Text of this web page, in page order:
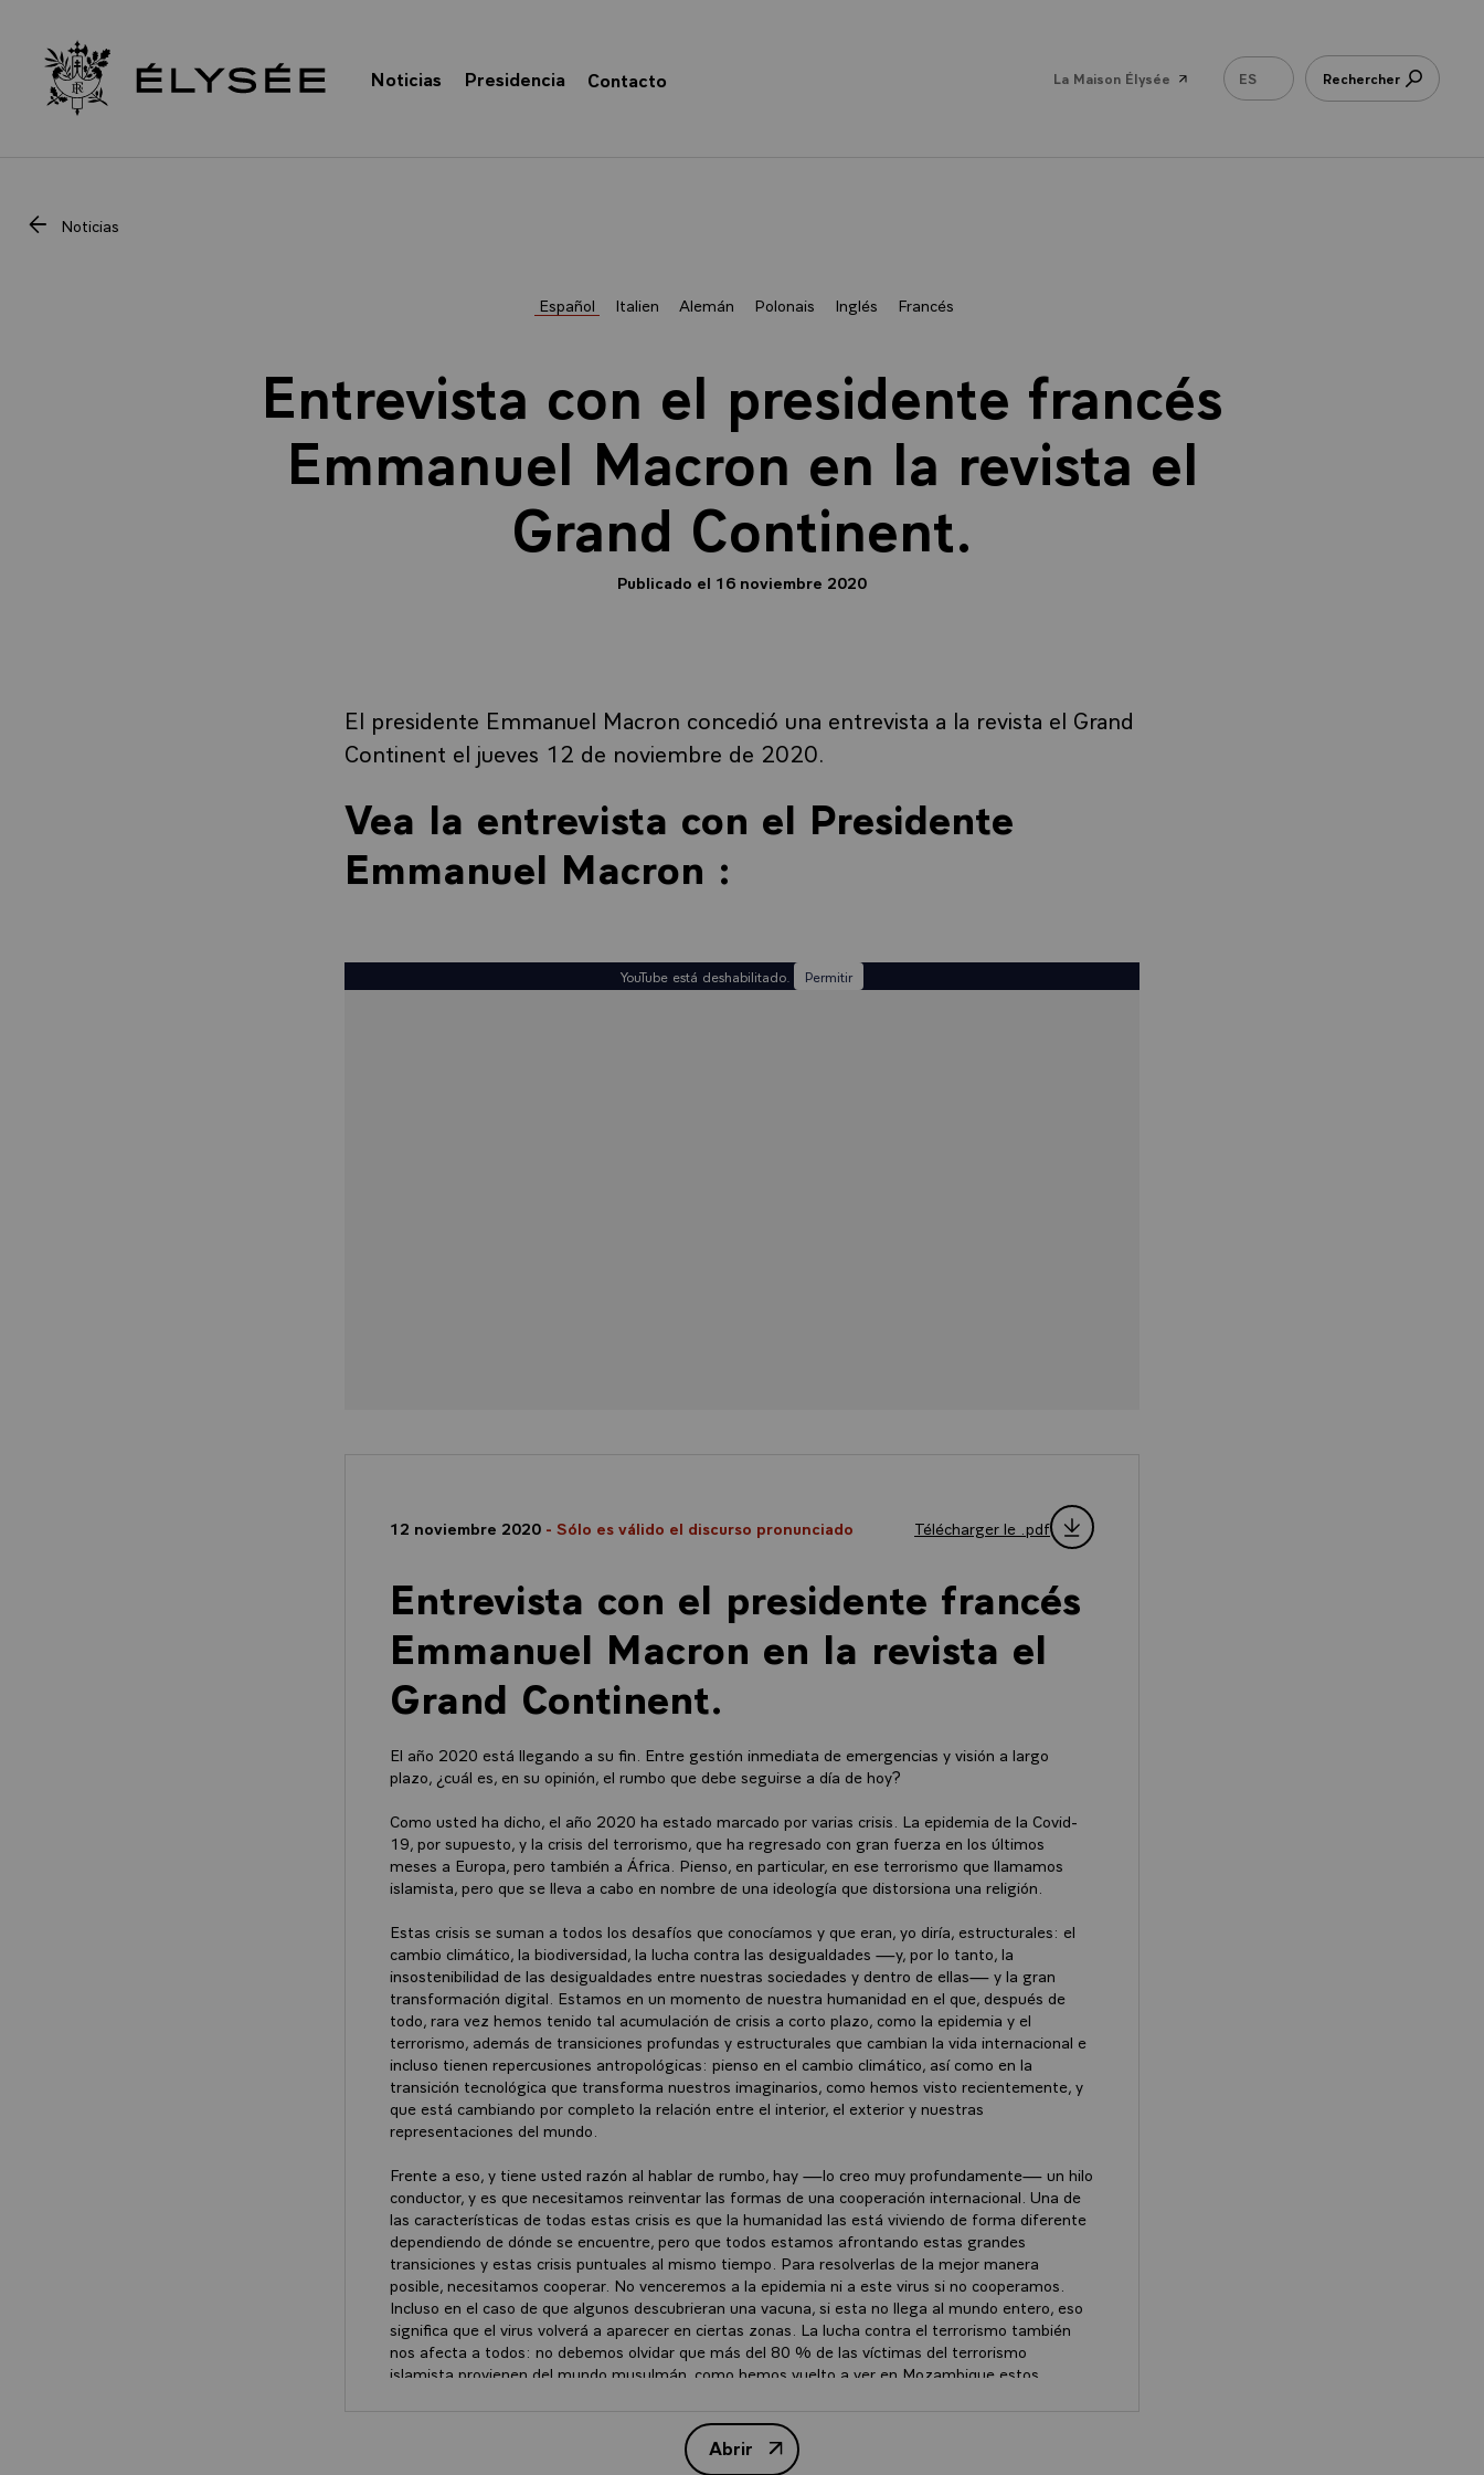
Acceso a la página de inicio Noticias Presidencia Contacto La Maison Élysée ES Rechercher
Noticias
Español Italien Alemán Polonais Inglés Francés
Entrevista con el presidente francés
Emmanuel Macron en la revista el
Grand Continent.
Publicado el 16 noviembre 2020
El presidente Emmanuel Macron concedió una entrevista a la revista el Grand
Continent el jueves 12 de noviembre de 2020.
Vea la entrevista con el Presidente
Emmanuel Macron :
YouTube está deshabilitado. Permitir
12 noviembre 2020 - Sólo es válido el discurso pronunciado Télécharger le .pdf
Entrevista con el presidente francés
Emmanuel Macron en la revista el
Grand Continent.
El año 2020 está llegando a su fin. Entre gestión inmediata de emergencias y visión a largo
plazo, ¿cuál es, en su opinión, el rumbo que debe seguirse a día de hoy?
Como usted ha dicho, el año 2020 ha estado marcado por varias crisis. La epidemia de la Covid-
19, por supuesto, y la crisis del terrorismo, que ha regresado con gran fuerza en los últimos
meses a Europa, pero también a África. Pienso, en particular, en ese terrorismo que llamamos
islamista, pero que se lleva a cabo en nombre de una ideología que distorsiona una religión.
Estas crisis se suman a todos los desafíos que conocíamos y que eran, yo diría, estructurales: el
cambio climático, la biodiversidad, la lucha contra las desigualdades —y, por lo tanto, la
insostenibilidad de las desigualdades entre nuestras sociedades y dentro de ellas— y la gran
transformación digital. Estamos en un momento de nuestra humanidad en el que, después de
todo, rara vez hemos tenido tal acumulación de crisis a corto plazo, como la epidemia y el
terrorismo, además de transiciones profundas y estructurales que cambian la vida internacional e
incluso tienen repercusiones antropológicas: pienso en el cambio climático, así como en la
transición tecnológica que transforma nuestros imaginarios, como hemos visto recientemente, y
que está cambiando por completo la relación entre el interior, el exterior y nuestras
representaciones del mundo.
Frente a eso, y tiene usted razón al hablar de rumbo, hay —lo creo muy profundamente— un hilo
conductor, y es que necesitamos reinventar las formas de una cooperación internacional. Una de
las características de todas estas crisis es que la humanidad las está viviendo de forma diferente
dependiendo de dónde se encuentre, pero que todos estamos afrontando estas grandes
transiciones y estas crisis puntuales al mismo tiempo. Para resolverlas de la mejor manera
posible, necesitamos cooperar. No venceremos a la epidemia ni a este virus si no cooperamos.
Incluso en el caso de que algunos descubrieran una vacuna, si esta no llega al mundo entero, eso
significa que el virus volverá a aparecer en ciertas zonas. La lucha contra el terrorismo también
nos afecta a todos: no debemos olvidar que más del 80 % de las víctimas del terrorismo
islamista provienen del mundo musulmán, como hemos vuelto a ver en Mozambique estos
una cooperación útil: eso es lo que hemos hecho con el virus, con el mecanismo Act-A, lo que
hemos tratado de hacer con el terrorismo al crear nuevas coaliciones y lo que hemos estado
Abrir
Entrevista con el presidente francés Emmanuel Macron en la revista el Grand Continent.